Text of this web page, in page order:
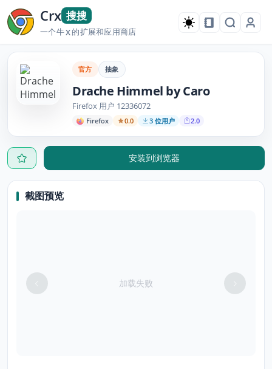
Crx 搜搜
一个牛X的扩展和应用商店
官方 抽象
Drache Himmel by Caro
Firefox 用户 12336072
Firefox 0.0 3 位用户 2.0
安装到浏览器
截图预览
加载失败